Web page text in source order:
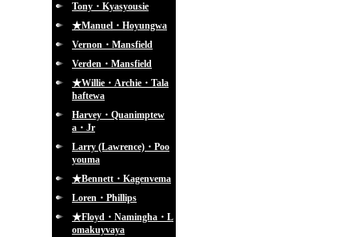
Tony・Kyasyousie
★Manuel・Hoyungwa
Vernon・Mansfield
Verden・Mansfield
★Willie・Archie・Tala
haftewa
Harvey・Quanimptew
a・Jr
Larry (Lawrence)・Poo
youma
★Bennett・Kagenvema
Loren・Phillips
★Floyd・Namingha・L
omakuyvaya